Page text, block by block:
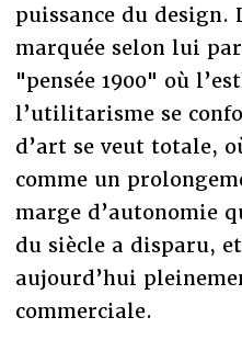
puissance du design.
marquée selon lui
"pensée 1900" où
l’utilitarisme se
d’art se veut totale,
comme un
marge d’autonomie
du siècle a disparu,
aujourd’hui
commerciale.